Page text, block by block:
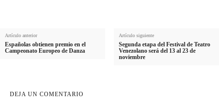
Artículo anterior
Españolas obtienen premio en el
Campeonato Europeo de Danza
Artículo siguiente
Segunda etapa del Festival de Teatro
Venezolano será del 13 al 23 de
noviembre
DEJA UN COMENTARIO